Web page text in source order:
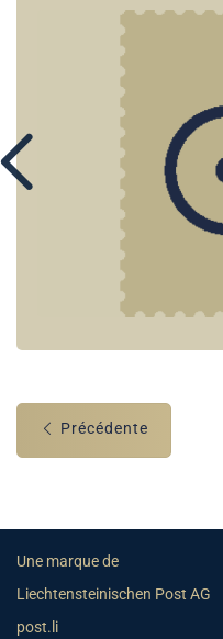
Précédente
Une marque de
Liechtensteinischen Post AG
post.li